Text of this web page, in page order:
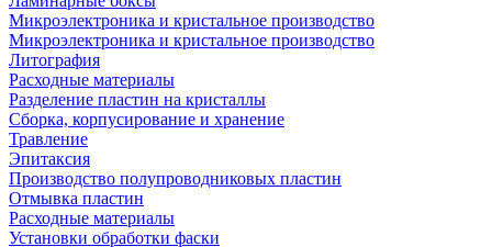
Микроэлектроника и кристальное производство
Микроэлектроника и кристальное производство
Литография
Расходные материалы
Разделение пластин на кристаллы
Сборка, корпусирование и хранение
Травление
Эпитаксия
Производство полупроводниковых пластин
Отмывка пластин
Расходные материалы
Установки обработки фаски